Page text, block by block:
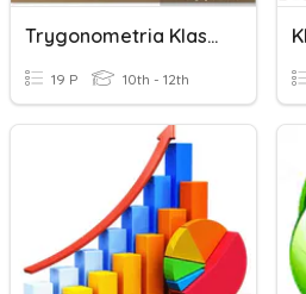
Trygonometria Klasa I
19 P 10th - 12th